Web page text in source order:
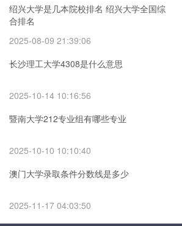
绍兴大学是几本院校排名 绍兴大学全国综
合排名
2025-08-09 21:39:06
长沙理工大学4308是什么意思
2025-10-14 10:16:56
暨南大学212专业组有哪些专业
2025-10-10 10:10:40
澳门大学录取条件分数线是多少
2025-11-17 04:03:50